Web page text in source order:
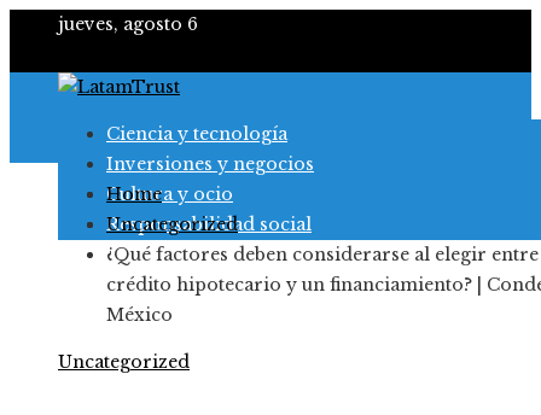
jueves, agosto 6
Ciencia y tecnología
Inversiones y negocios
Cultura y ocio
Responsabilidad social
Home
Uncategorized
¿Qué factores deben considerarse al elegir
crédito hipotecario y un financiamiento? |
México
Uncategorized